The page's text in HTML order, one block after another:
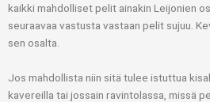
kaikki mahdolliset pelit ainakin Leijonien
seuraavaa vastusta vastaan pelit sujuu.
sen osalta.
Jos mahdollista niin sitä tulee istuttua
kavereilla tai jossain ravintolassa, missä